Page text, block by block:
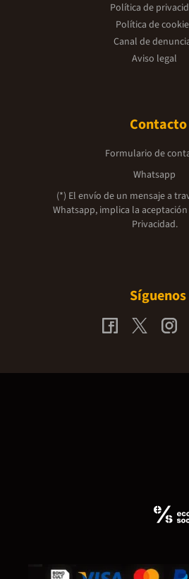
Política de
Política de
Canal de
Aviso legal
Contacto
Formulario de
Whatsapp
(*) El envío de un mensaje a
Whatsapp, implica la
Privacidad.
Síguenos